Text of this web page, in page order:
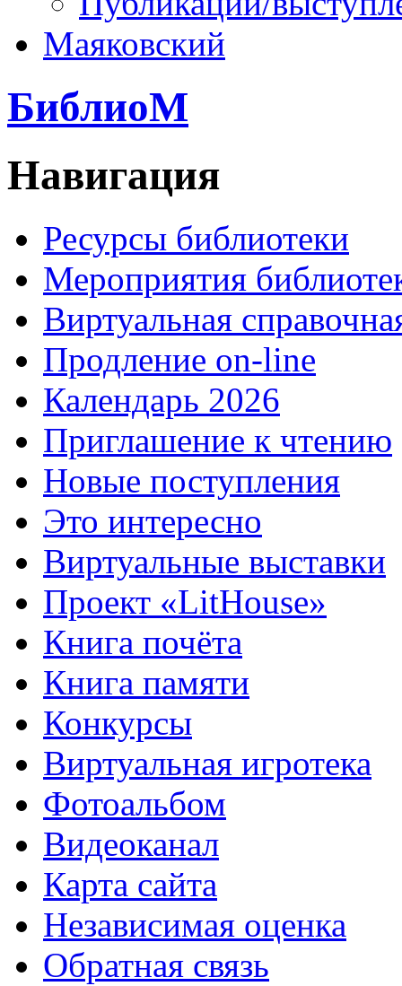
Маяковский
БиблиоМ
Навигация
Ресурсы библиотеки
Мероприятия
Виртуальная
Продление on-line
Календарь 2026
Приглашение к чтению
Новые поступления
Это интересно
Виртуальные выставки
Проект «LitHouse»
Книга почёта
Книга памяти
Конкурсы
Виртуальная игротека
Фотоальбом
Видеоканал
Карта сайта
Независимая оценка
Обратная связь